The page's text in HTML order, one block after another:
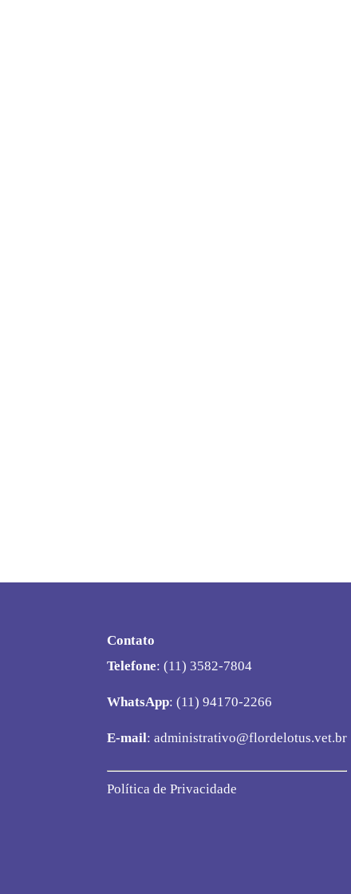
Contato
Telefone: (11) 3582-7804
WhatsApp: (11) 94170-2266
E-mail: administrativo@flordelotus.vet.br
Política de Privacidade